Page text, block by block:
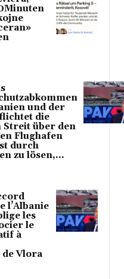
und der
die
Streit über den
Flughafen
durch
zu lösen,...
l’Albanie
les
le
à
Vlora